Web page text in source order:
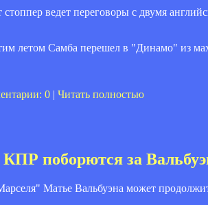
ведет переговоры с двумя
летом Самба перешел в "Динамо" из
0 | Читать полностью
поборются за
Матье Вальбуэна может